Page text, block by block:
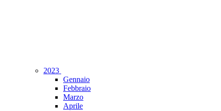
2023
Gennaio
Febbraio
Marzo
Aprile